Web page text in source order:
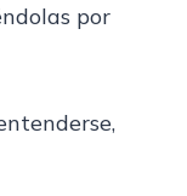
por